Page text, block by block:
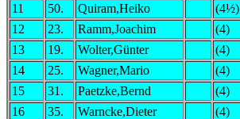
11
50. Quiram,Heiko (4½)
12
23. Ramm,Joachim (4)
13
19. Wolter,Günter (4)
14
25. Wagner,Mario (4)
15
31. Paetzke,Bernd (4)
16
35. Warncke,Dieter (4)